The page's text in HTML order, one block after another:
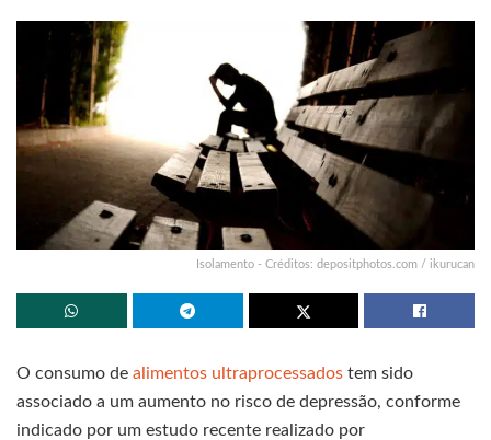
Isolamento - Créditos: depositphotos.com / ikurucan
O consumo de alimentos ultraprocessados tem sido
associado a um aumento no risco de depressão, conforme
indicado por um estudo recente realizado por